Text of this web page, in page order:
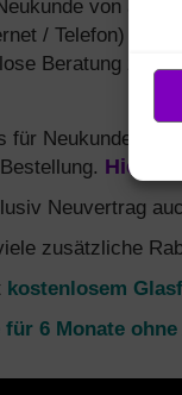
von
/ Telefon) und
Beratung zu
für Neukunden
Hier
Neuvertrag
zusätzliche
kostenlosem
für 6 Monate